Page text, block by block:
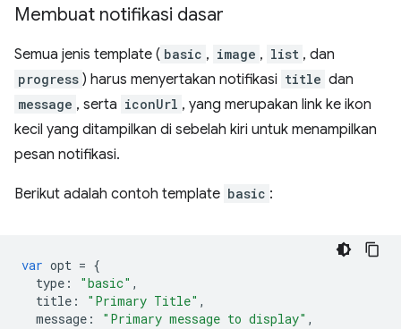
Membuat notifikasi dasar
Semua jenis template ( basic , image , list , dan
progress ) harus menyertakan notifikasi title dan
message , serta iconUrl , yang merupakan link ke ikon
kecil yang ditampilkan di sebelah kiri untuk menampilkan
pesan notifikasi.
Berikut adalah contoh template basic :
var opt = {
type : "basic" ,
title : "Primary Title" ,
message : "Primary message to display" ,